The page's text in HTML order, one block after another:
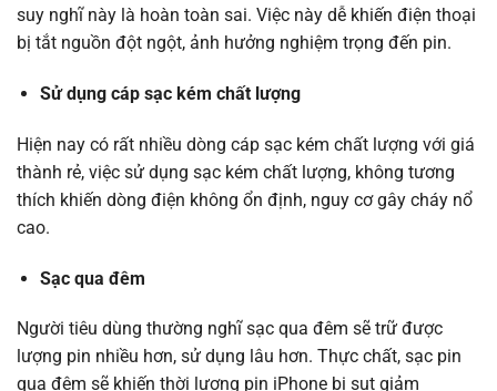
suy nghĩ này là hoàn toàn sai. Việc này dễ khiến điện thoại
bị tắt nguồn đột ngột, ảnh hưởng nghiệm trọng đến pin.
Sử dụng cáp sạc kém chất lượng
Hiện nay có rất nhiều dòng cáp sạc kém chất lượng với giá
thành rẻ, việc sử dụng sạc kém chất lượng, không tương
thích khiến dòng điện không ổn định, nguy cơ gây cháy nổ
cao.
Sạc qua đêm
Người tiêu dùng thường nghĩ sạc qua đêm sẽ trữ được
lượng pin nhiều hơn, sử dụng lâu hơn. Thực chất, sạc pin
qua đêm sẽ khiến thời lượng pin iPhone bị sụt giảm